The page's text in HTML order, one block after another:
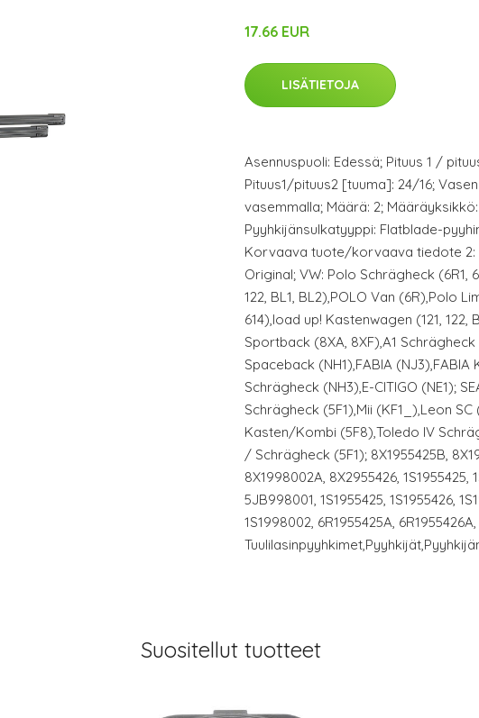
17.66 EUR
LISÄTIETOJA
Asennuspuoli: Edessä; Pituus 1 /
Pituus1/pituus2 [tuuma]: 24/16;
vasemmalla; Määrä: 2;
Pyyhkijänsulkatyyppi: Flatblade-
Korvaava tuote/korvaava tiedote 2:
Original; VW: Polo Schrägheck (6R1,
122, BL1, BL2),POLO Van (6R),Polo
614),load up! Kastenwagen (121, 122,
Sportback (8XA, 8XF),A1 Schrägheck
Spaceback (NH1),FABIA (NJ3),FABIA
Schrägheck (NH3),E-CITIGO (NE1);
Schrägheck (5F1),Mii (KF1_),Leon SC
Kasten/Kombi (5F8),Toledo IV
/ Schrägheck (5F1); 8X1955425B,
8X1998002A, 8X2955426, 1S1955425,
5JB998001, 1S1955425, 1S1955426,
1S1998002, 6R1955425A,
Suositellut tuotteet